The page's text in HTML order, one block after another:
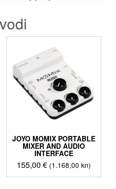
JOYO MOMIX PORTABLE
MIXER AND AUDIO
INTERFACE
155,00 € (1.168,00 kn)